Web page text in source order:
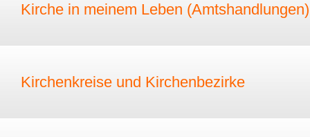
Kirche in meinem Leben (Amtshandlungen)
Kirchenkreise und Kirchenbezirke